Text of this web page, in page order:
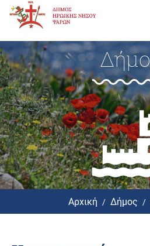
Αρχική Δήμος